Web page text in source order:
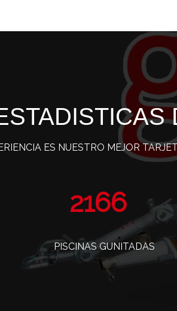
ES NUESTRO MEJOR
3487
PISCINAS GUNITADAS